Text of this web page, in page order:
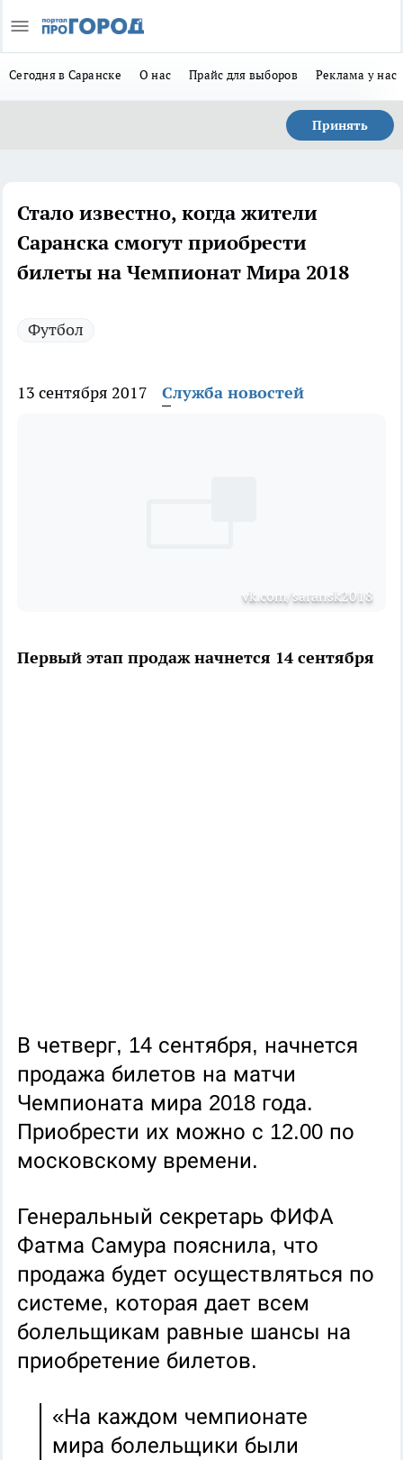
Сегодня в Саранске О нас Прайс для выборов Реклама у нас
Принять
Стало известно, когда жители
Саранска смогут приобрести
билеты на Чемпионат Мира 2018
Футбол
13 сентября 2017 Служба новостей
vk.com/saransk2018
Первый этап продаж начнется 14 сентября
В четверг, 14 сентября, начнется
продажа билетов на матчи
Чемпионата мира 2018 года.
Приобрести их можно с 12.00 по
московскому времени.
Генеральный секретарь ФИФА
Фатма Самура пояснила, что
продажа будет осуществляться по
системе, которая дает всем
болельщикам равные шансы на
приобретение билетов.
«На каждом чемпионате
мира болельщики были